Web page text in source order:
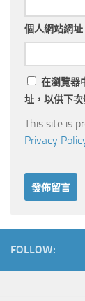
個人網站網址
在瀏覽器
址，以供下次
This site is
Privacy
FOLLOW: